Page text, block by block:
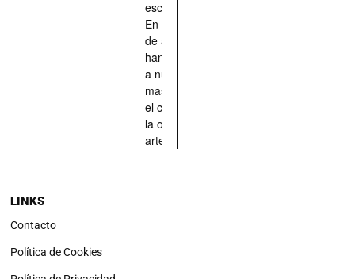
esculpido...
En definitiva,
de aquellos
han situado
a nuestras
mascotas en
el centro de
la obra de
arte.
LINKS
Contacto
Política de Cookies